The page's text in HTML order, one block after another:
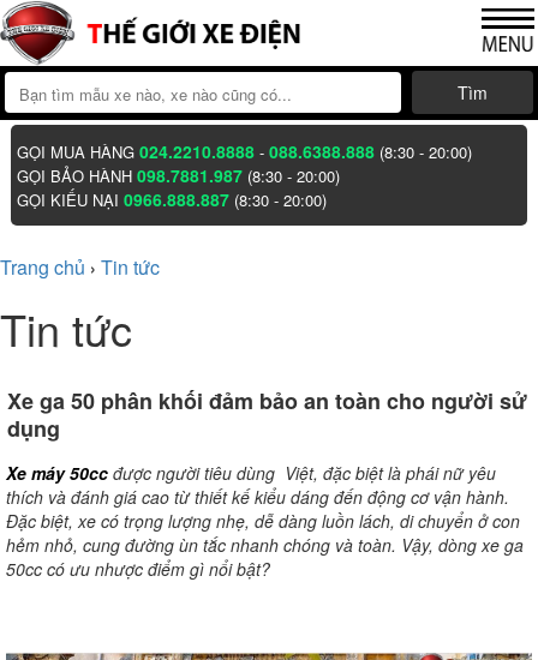
Tìm
GỌI MUA HÀNG024.2210.8888 -088.6388.888 (8:30 - 20:00)
GỌI BẢO HÀNH098.7881.987 (8:30 - 20:00)
GỌI KIẾU NẠI0966.888.887 (8:30 - 20:00)
Trang chủ › Tin tức
Tin tức
Xe ga 50 phân khối đảm bảo an toàn cho người sử
dụng
Xe máy 50cc được người tiêu dùng Việt, đặc biệt là phái nữ yêu
thích và đánh giá cao từ thiết kế kiểu dáng đến động cơ vận hành.
Đặc biệt, xe có trọng lượng nhẹ, dễ dàng luồn lách, di chuyển ở con
hẻm nhỏ, cung đường ùn tắc nhanh chóng và toàn. Vậy, dòng xe ga
50cc có ưu nhược điểm gì nổi bật?